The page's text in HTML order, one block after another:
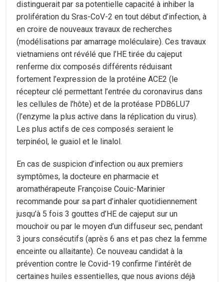
distinguerait par sa potentielle capacité à inhiber la
prolifération du Sras-CoV-2 en tout début d’infection, à
en croire de nouveaux travaux de recherches
(modélisations par amarrage moléculaire). Ces travaux
vietnamiens ont révélé que l’HE tirée du cajeput
renferme dix composés différents réduisant
fortement l’expression de la protéine ACE2 (le
récepteur clé permettant l’entrée du coronavirus dans
les cellules de l’hôte) et de la protéase PDB6LU7
(l’enzyme la plus active dans la réplication du virus).
Les plus actifs de ces composés seraient le
terpinéol, le guaiol et le linalol.
En cas de suspicion d’infection ou aux premiers
symptômes, la docteure en pharmacie et
aromathérapeute Françoise Couic-Marinier
recommande pour sa part d’inhaler quotidiennement
jusqu’à 5 fois 3 gouttes d’HE de cajeput sur un
mouchoir ou par le moyen d’un diffuseur sec, pendant
3 jours consécutifs (après 6 ans et pas chez la femme
enceinte ou allaitante). Ce nouveau candidat à la
prévention contre le Covid-19 confirme l’intérêt de
certaines huiles essentielles, que nous avions déjà